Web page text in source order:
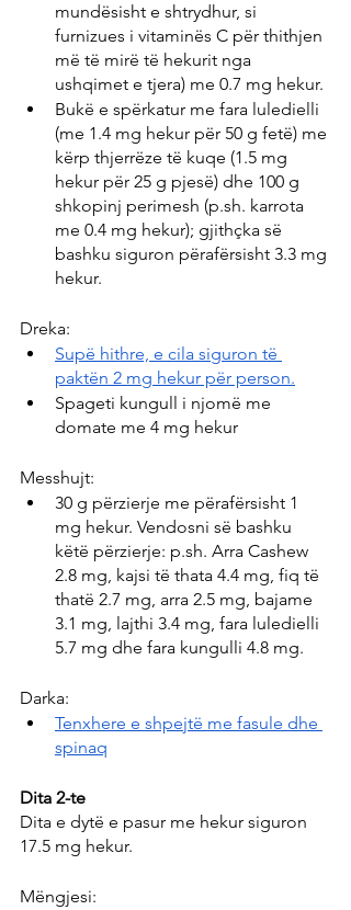
mundësisht e shtrydhur, si
furnizues i vitaminës C për thithjen
më të mirë të hekurit nga
ushqimet e tjera) me 0.7 mg hekur.
Bukë e spërkatur me fara luledielli
(me 1.4 mg hekur për 50 g fetë) me
kërp thjerrëze të kuqe (1.5 mg
hekur për 25 g pjesë) dhe 100 g
shkopinj perimesh (p.sh. karrota
me 0.4 mg hekur); gjithçka së
bashku siguron përafërsisht 3.3 mg
hekur.
Dreka:
Supë hithre, e cila siguron të
paktën 2 mg hekur për person.
Spageti kungull i njomë me
domate me 4 mg hekur
Messhujt:
30 g përzierje me përafërsisht 1
mg hekur. Vendosni së bashku
këtë përzierje: p.sh. Arra Cashew
2.8 mg, kajsi të thata 4.4 mg, fiq të
thatë 2.7 mg, arra 2.5 mg, bajame
3.1 mg, lajthi 3.4 mg, fara luledielli
5.7 mg dhe fara kungulli 4.8 mg.
Darka:
Tenxhere e shpejtë me fasule dhe
spinaq
Dita 2-te
Dita e dytë e pasur me hekur siguron
17.5 mg hekur.
Mëngjesi: